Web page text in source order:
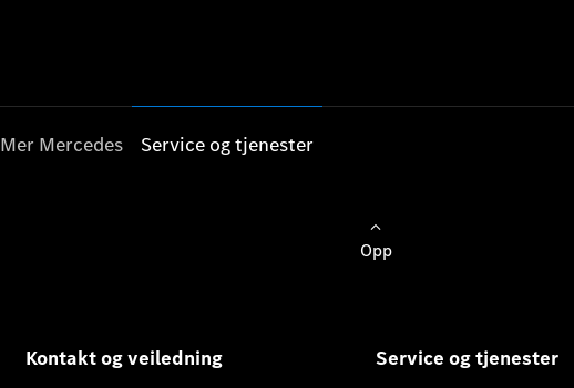
Mer Mercedes Service og tjenester
Opp
Kontakt og veiledning Service og tjenester